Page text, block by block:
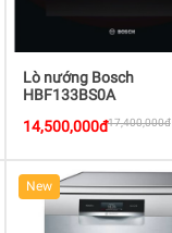
Lò nướng Bosch
HBF133BS0A
14,500,000đ17,400,000đ
New